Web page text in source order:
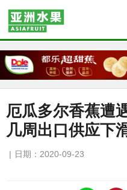
厄瓜多尔香蕉遭
几周出口供应下
日期：2020-09-23
https://asiafruitchina.net/